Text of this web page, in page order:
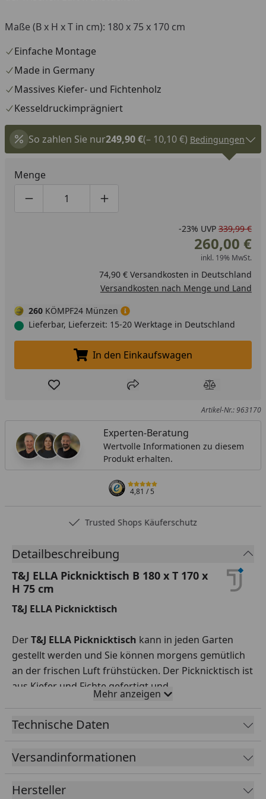
Maße (B x H x T in cm): 180 x 75 x 170 cm
Einfache Montage
Made in Germany
Massives Kiefer- und Fichtenholz
Kesseldruckimprägniert
So zahlen Sie nur249,90 €(– 10,10 €) Bedingungen
Menge
Produktmenge um eins verringern
Produktmenge manuell eingeben
Produktmenge um eins erhöhen
-23% UVP 339,99 €
260,00 €
inkl. 19% MwSt.
74,90 € Versandkosten in Deutschland
Versandkosten nach Menge und Land
260 KÖMPF24 Münzen
Lieferbar, Lieferzeit: 15-20 Werktage in Deutschland
In den Einkaufswagen legen
In den Einkaufswagen
Produkt zur Wunschliste hinzufügen
Teilen Produkt
Artikel-Nr.: 963170
Experten-Beratung
Wertvolle Informationen zu diesem
Produkt erhalten.
4,81/ 5
Trusted Shops Käuferschutz
Detailbeschreibung
T&J ELLA Picknicktisch B 180 x T 170 x
H 75 cm
T&J ELLA Picknicktisch
DerT&J ELLA Picknicktisch kann in jeden Garten
gestellt werden und Sie können morgens gemütlich
an der frischen Luft frühstücken. Der Picknicktisch ist
aus Kiefer und Fichte gefertigt und
kesseldruckimprägniert. Inklusive sind Sitzbänke 25 x
180 cm, Tisch 66 x 180 cm und Pfosten 9 x7 cm sowie
Beschläge und die Montageanleitung.
Im Zubehör finden Sie einen Picknicktisch für Kinder
Mehr anzeigen
Technische Daten
Versandinformationen
Hersteller